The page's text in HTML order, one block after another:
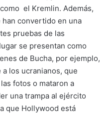
el Kremlin. Además,
convertido en una
pruebas de las
se presentan como
de Bucha, por ejemplo,
los ucranianos, que
fotos o mataron a
una trampa al ejército
que Hollywood está